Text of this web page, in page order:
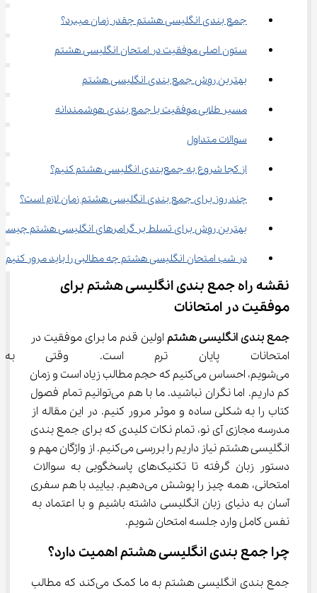
جمع بندی انگلیسی هشتم چقدر زمان میبرد؟
ستون اصلی موفقیت در امتحان انگلیسی هشتم
بهترین روش جمع بندی انگلیسی هشتم
مسیر طلایی موفقیت با جمع ‌بندی هوشمندانه
سوالات متداول
از کجا شروع به جمع‌بندی انگلیسی هشتم کنیم؟
چند روز برای جمع بندی انگلیسی هشتم زمان لازم است؟
بهترین روش برای تسلط بر گرامرهای انگلیسی هشتم
در شب امتحان انگلیسی هشتم چه مطالبی را باید مرور کنیم؟
نقشه راه جمع بندی انگلیسی هشتم برای
موفقیت در امتحانات
جمع بندی انگلیسی هشتم اولین قدم ما برای موفقیت در
امتحانات پایان ترم است. وقتی
می‌شویم، احساس می‌کنیم که حجم مطالب زیاد است و زمان
کم داریم. اما نگران نباشید. ما با هم می‌توانیم تمام فصول
کتاب را به شکلی ساده و موثر مرور کنیم. در این مقاله از
مدرسه مجازی آی نو، تمام نکات کلیدی که برای جمع بندی
انگلیسی هشتم نیاز داریم را بررسی می‌کنیم. از واژگان مهم و
دستور زبان گرفته تا تکنیک‌های پاسخگویی به سوالات
امتحانی، همه چیز را پوشش می‌دهیم. بیایید با هم سفری
آسان به دنیای زبان انگلیسی داشته باشیم و با اعتماد به
نفس کامل وارد جلسه امتحان شویم.
چرا جمع بندی انگلیسی هشتم اهمیت دارد؟
جمع بندی انگلیسی هشتم به ما کمک می‌کند که مطالب